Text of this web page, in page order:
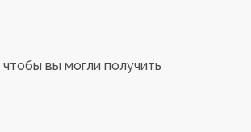
вы могли получить